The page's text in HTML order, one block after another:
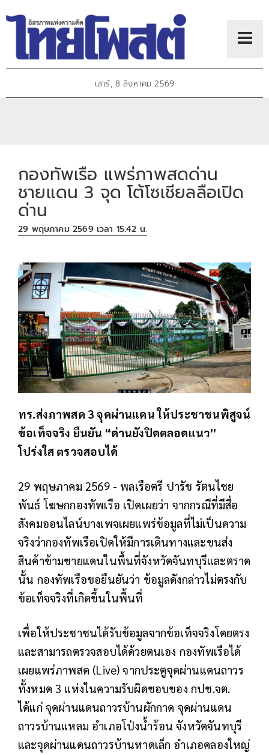
เสาร์, 8 สิงหาคม 2569
กองทัพเรือ แพร่ภาพสดด่าน
ชายแดน 3 จุด โต้โซเชียลลือเปิด
ด่าน
29 พฤษภาคม 2569 เวลา 15:42 น.
ทร.ส่งภาพสด 3 จุดผ่านแดน ให้ประชาชนพิสูจน์
ข้อเท็จจริง ยืนยัน “ด่านยังปิดตลอดแนว”
โปร่งใส ตรวจสอบได้
29 พฤษภาคม 2569 - พลเรือตรี ปารัช รัตนไชย
พันธ์ โฆษกกองทัพเรือ เปิดเผยว่า จากกรณีที่มีสื่อ
สังคมออนไลน์บางเพจเผยแพร่ข้อมูลที่ไม่เป็นความ
จริงว่ากองทัพเรือเปิดให้มีการเดินทางและขนส่ง
สินค้าข้ามชายแดนในพื้นที่จังหวัดจันทบุรีและตราด
นั้น กองทัพเรือขอยืนยันว่า ข้อมูลดังกล่าวไม่ตรงกับ
ข้อเท็จจริงที่เกิดขึ้นในพื้นที่
เพื่อให้ประชาชนได้รับข้อมูลจากข้อเท็จจริงโดยตรง
และสามารถตรวจสอบได้ด้วยตนเอง กองทัพเรือได้
เผยแพร่ภาพสด (Live) จากประตูจุดผ่านแดนถาวร
ทั้งหมด 3 แห่งในความรับผิดชอบของ กปช.จต.
ได้แก่ จุดผ่านแดนถาวรบ้านผักกาด จุดผ่านแดน
ถาวรบ้านแหลม อำเภอโป่งน้ำร้อน จังหวัดจันทบุรี
และจุดผ่านแดนถาวรบ้านหาดเล็ก อำเภอคลองใหญ่